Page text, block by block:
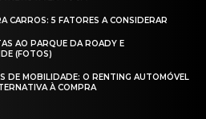
CARROS: 5 FATORES A CONSIDERAR
AO PARQUE DA ROADY E
(FOTOS)
DE MOBILIDADE: O RENTING AUTOMÓVEL
À COMPRA